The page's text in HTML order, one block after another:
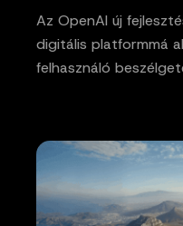
Az OpenAI új
digitális platformmá
felhasználó